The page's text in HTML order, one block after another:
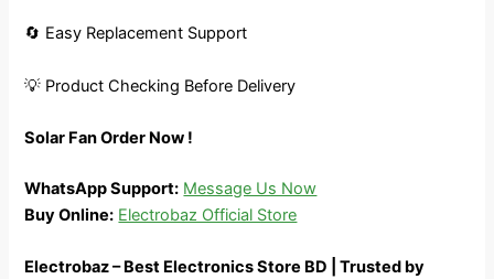
🔄 Easy Replacement Support
💡 Product Checking Before Delivery
Solar Fan Order Now !
WhatsApp Support: Message Us Now
Buy Online: Electrobaz Official Store
Electrobaz – Best Electronics Store BD | Trusted by